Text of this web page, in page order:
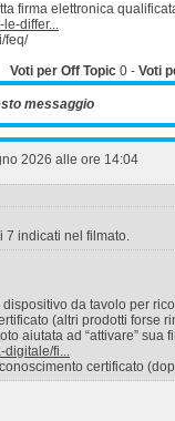
firma elettronica
differ...
feq/
Voti per Off Topic 0 - Voti
messaggio
2026 alle ore 14:04
7 indicati nel filmato.
da tavolo per
(altri prodotti forse
aiutata ad “attivare” sua
digitale/fi...
certificato